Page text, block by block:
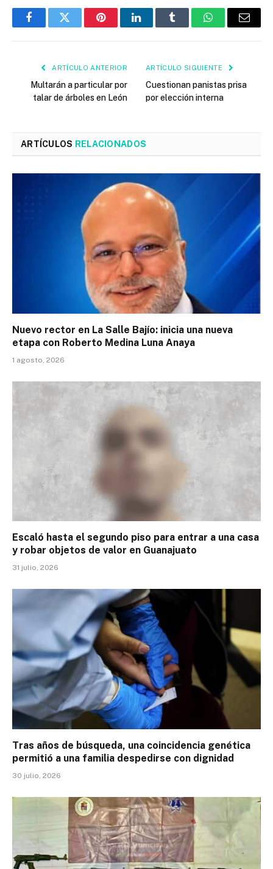
FacebookTwitter PinterestLinkedInTumblr WhatsAppEmail
ARTÍCULO ANTERIOR
Multarán a particular por
talar de árboles en León
ARTÍCULO SIGUIENTE
Cuestionan panistas prisa
por elección interna
ARTÍCULOS RELACIONADOS
Nuevo rector en La Salle Bajío: inicia una nueva
etapa con Roberto Medina Luna Anaya
1 agosto, 2026
Escaló hasta el segundo piso para entrar a una casa
y robar objetos de valor en Guanajuato
31 julio, 2026
Tras años de búsqueda, una coincidencia genética
permitió a una familia despedirse con dignidad
30 julio, 2026